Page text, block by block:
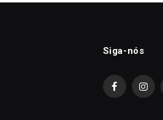
Siga-nós
Facebook